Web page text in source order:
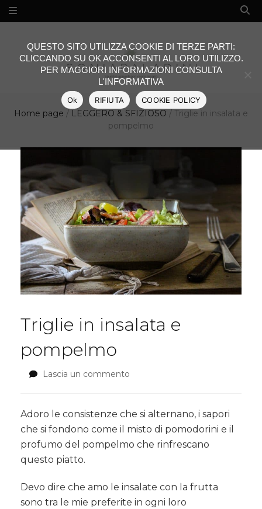
Home page / LEGGERO & SFIZIOSO / Triglie in insalata e
pompelmo
Triglie in insalata e
pompelmo
Lascia un commento
insalata
pompelmo
Adoro le consistenze che si alternano, i sapori
che si fondono come il misto di pomodorini e il
profumo del pompelmo che rinfrescano
questo piatto.
Devo dire che amo le insalate con la frutta
sono tra le mie preferite in ogni loro
QUESTO SITO UTILIZZA COOKIE DI TERZE PARTI:
CLICCANDO SU OK ACCONSENTI AL LORO UTILIZZO.
PER MAGGIORI INFORMAZIONI CONSULTA
L'INFORMATIVA
Ok RIFIUTA COOKIE POLICY